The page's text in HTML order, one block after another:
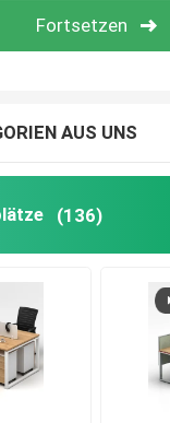
Satz
Hülse
Sofa Set
AUS UNS
(136)